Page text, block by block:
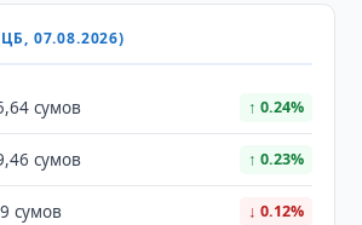
07.08.2026)
сумов ↑ 0.24%
сумов ↑ 0.23%
сумов ↓ 0.12%